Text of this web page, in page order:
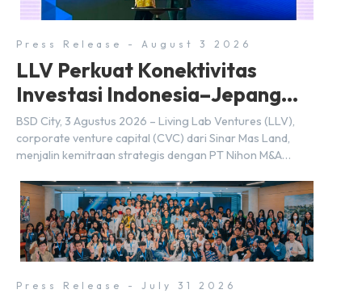
Press Release - August 3 2026
LLV Perkuat Konektivitas
Investasi Indonesia–Jepang
(FDI) pada 2025
BSD City, 3 Agustus 2026 – Living Lab Ventures (LLV),
corporate venture capital (CVC) dari Sinar Mas Land,
menjalin kemitraan strategis dengan PT Nihon M&A
Holdings Inc. Kemitraan tersebut ditandai dengan
penandatanganan Memorandum of Understanding
(MoU) oleh Bayu Seto (Partner at Living Lab Ventures)
dan Kosuke Kawata […]
Press Release - July 31 2026